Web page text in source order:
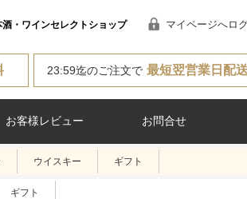
・ワインセレクトショップ マイページへロ
23:59迄のご注文で 最短翌営業日配送
お客様レビュー お問合せ
ウイスキー ギフト
ギフト